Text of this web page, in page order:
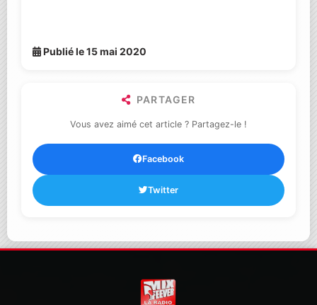
Publié le 15 mai 2020
PARTAGER
Vous avez aimé cet article ? Partagez-le !
Facebook
Twitter